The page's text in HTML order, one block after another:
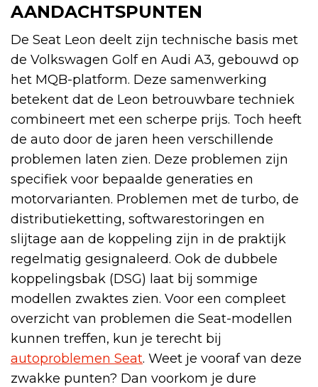
AANDACHTSPUNTEN
De Seat Leon deelt zijn technische basis met
de Volkswagen Golf en Audi A3, gebouwd op
het MQB-platform. Deze samenwerking
betekent dat de Leon betrouwbare techniek
combineert met een scherpe prijs. Toch heeft
de auto door de jaren heen verschillende
problemen laten zien. Deze problemen zijn
specifiek voor bepaalde generaties en
motorvarianten. Problemen met de turbo, de
distributieketting, softwarestoringen en
slijtage aan de koppeling zijn in de praktijk
regelmatig gesignaleerd. Ook de dubbele
koppelingsbak (DSG) laat bij sommige
modellen zwaktes zien. Voor een compleet
overzicht van problemen die Seat-modellen
kunnen treffen, kun je terecht bij
autoproblemen Seat. Weet je vooraf van deze
zwakke punten? Dan voorkom je dure